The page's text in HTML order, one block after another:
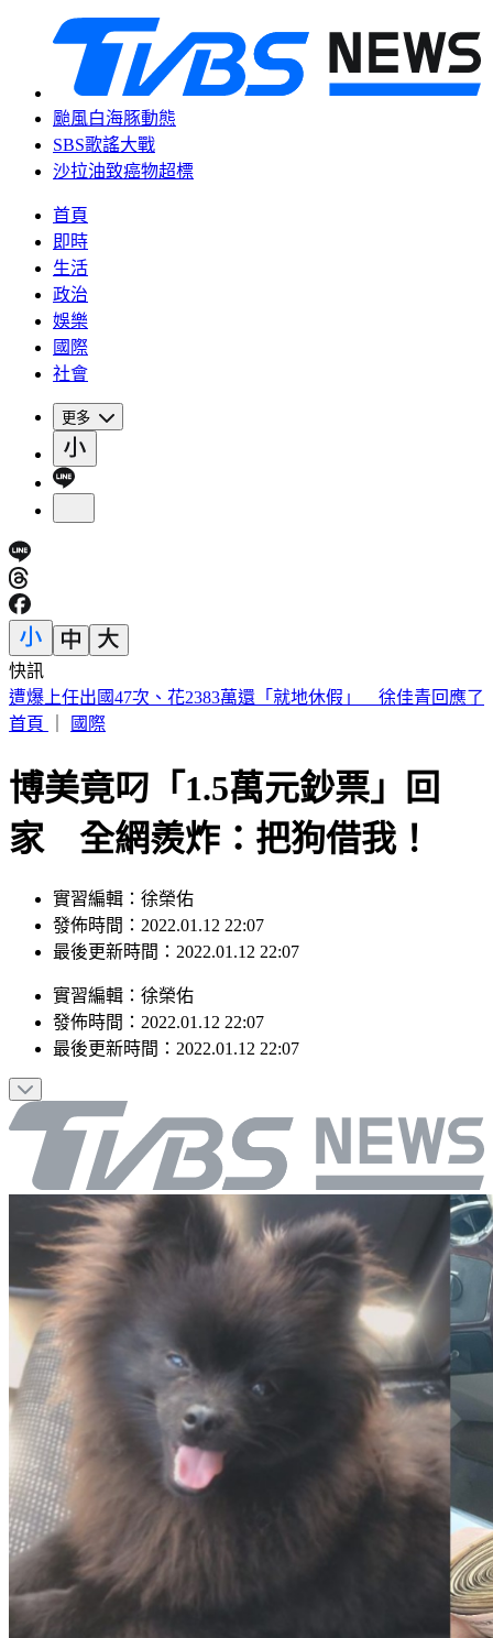
颱風白海豚動態
SBS歌謠大戰
沙拉油致癌物超標
首頁
即時
生活
政治
娛樂
國際
社會
更多
快訊
週五颱風假？白海豚颱風恐削北部陸地 暴風侵襲率又變了
首頁
國際
博美竟叼「1.5萬元鈔票」回
家 全網羨炸：把狗借我！
實習編輯：徐榮佑
發佈時間：2022.01.12 22:07
最後更新時間：2022.01.12 22:07
實習編輯 ： 徐榮佑
發佈時間： 2022.01.12 22:07
最後更新時間： 2022.01.12 22:07